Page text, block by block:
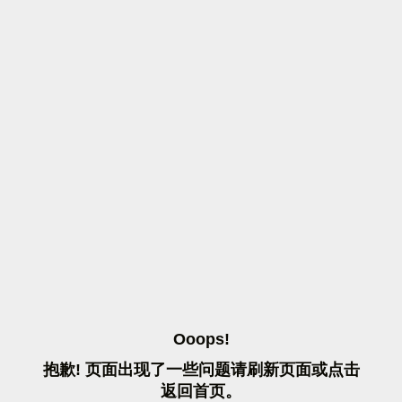
OOOPS!
抱歉! 页面出现了一些问题请刷 新页面或点击
返 回首页。